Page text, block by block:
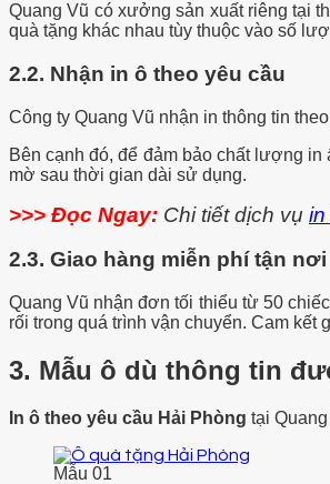
Quang Vũ có xưởng sản xuất riêng tại
quà tặng khác nhau tùy thuộc vào số
2.2. Nhận in ô theo yêu cầu
Công ty Quang Vũ nhận in thông tin
Bên cạnh đó, để đảm bảo chất lượng
mờ sau thời gian dài sử dụng.
>>> Đọc Ngay: Chi tiết dịch vụ in
2.3. Giao hàng miễn phí tận nơi
Quang Vũ nhận đơn tối thiểu từ 50
rối trong quá trình vận chuyển. Cam kết
3. Mẫu ô dù thông tin
In ô theo yêu cầu Hải Phòng tại
Mẫu 01